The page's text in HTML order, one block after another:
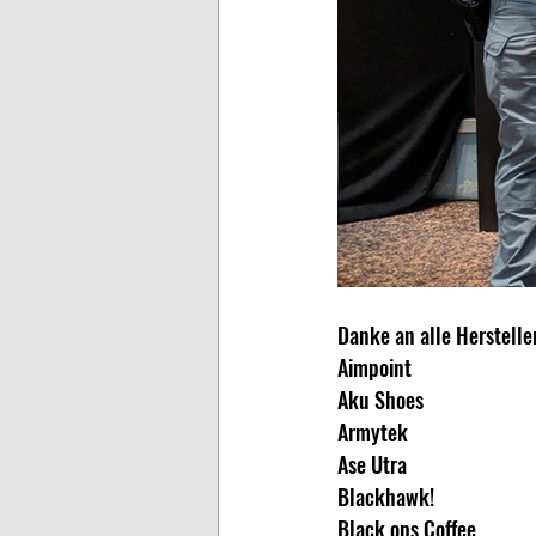
Danke an alle
Aimpoint
Aku Shoes
Armytek
Ase Utra
Blackhawk!
Black ops Coffee